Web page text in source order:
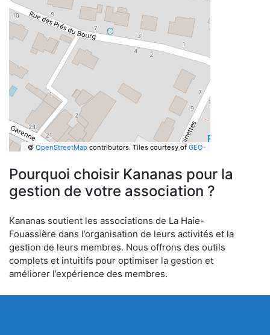
© OpenStreetMapcontributors. Tiles courtesy of GEO-
Pourquoi choisir Kananas pour la
gestion de votre association ?
Kananas soutient les associations de La Haie-
Fouassière dans l’organisation de leurs activités et la
gestion de leurs membres. Nous offrons des outils
complets et intuitifs pour optimiser la gestion et
améliorer l’expérience des membres.